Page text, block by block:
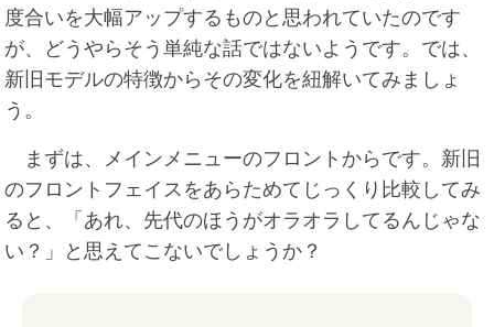
度合いを大幅アップするものと思われていたのです
が、どうやらそう単純な話ではないようです。では、
新旧モデルの特徴からその変化を紐解いてみましょ
う。
まずは、メインメニューのフロントからです。新旧
のフロントフェイスをあらためてじっくり比較してみ
ると、「あれ、先代のほうがオラオラしてるんじゃな
い？」と思えてこないでしょうか？